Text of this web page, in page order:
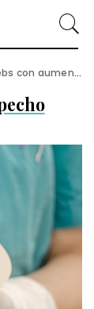
aumento de pecho